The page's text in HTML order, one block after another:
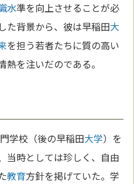
水準を向上させることが必
た背景から、彼は早稲田大
を担う若者たちに質の高い
熱を注いだのである。
学校（後の早稲田大学）を
当時としては珍しく、自由
教育方針を掲げていた。学